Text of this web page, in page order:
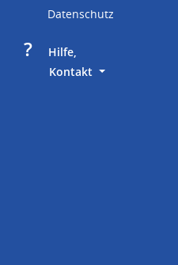
Datenschutz
?
     Hilfe,
Kontakt